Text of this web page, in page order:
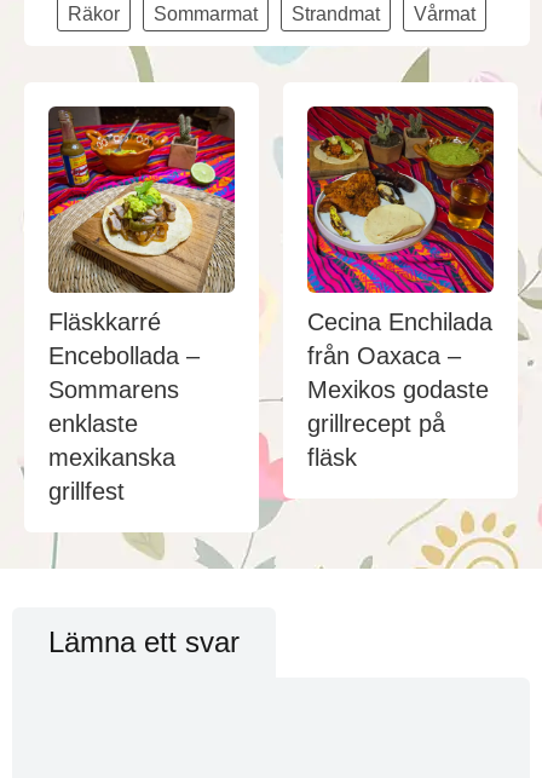
Räkor Sommarmat Strandmat Vårmat
Fläskkarré
Encebollada –
Sommarens
enklaste
mexikanska
grillfest
Cecina Enchilada
från Oaxaca –
Mexikos godaste
grillrecept på
fläsk
Lämna ett svar